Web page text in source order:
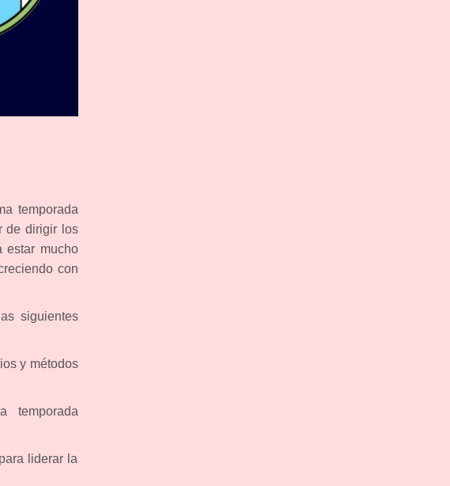
temporada
de dirigir los
estar mucho
con
siguientes
y métodos
temporada
liderar la